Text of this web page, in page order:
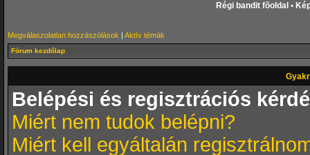
Régi bandit fõoldal •
Megválaszolatlan hozzászólások | Aktív témák
Fórum kezdőlap
Belépési és regisztrációs
Miért nem tudok belépni?
Miért kell egyáltalán